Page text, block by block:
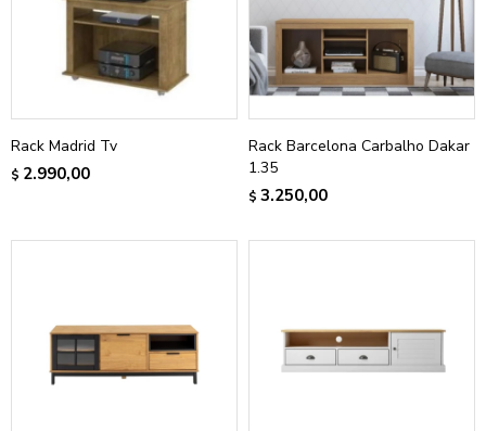
Rack Madrid Tv
$ 2.990,00
Rack Barcelona Carbalho Dakar
1.35
$ 3.250,00